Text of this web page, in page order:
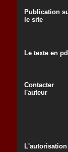
Publication
le site
Le texte en
Contacter
l'auteur
L'autorisation